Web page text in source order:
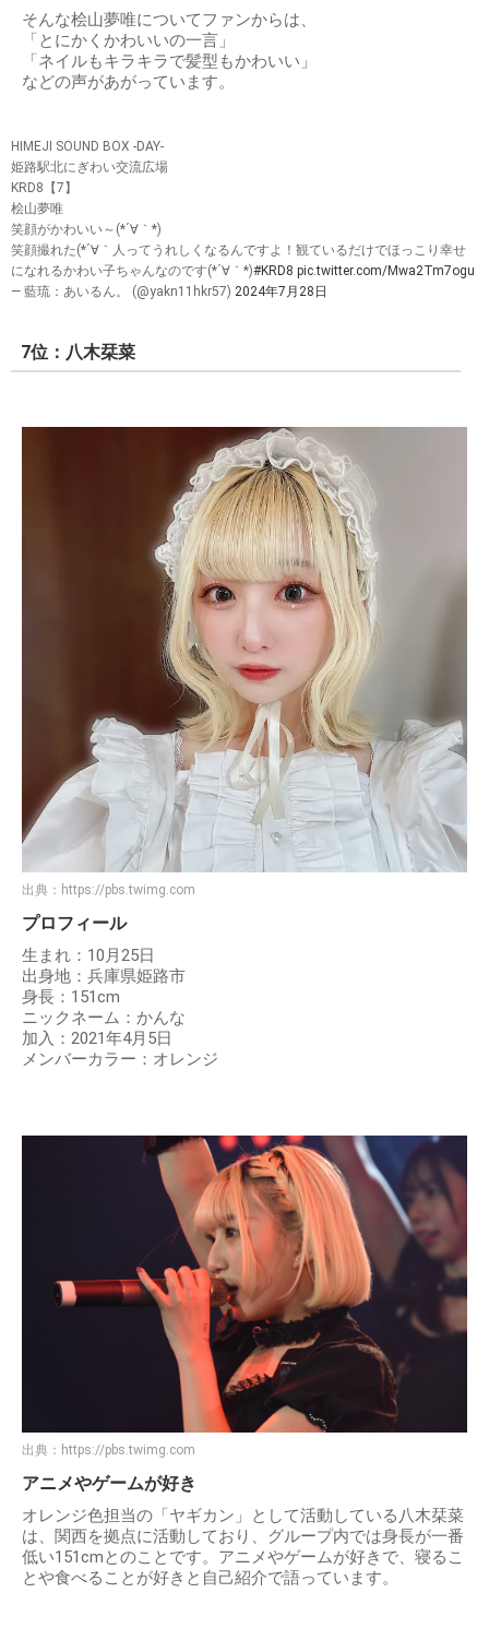
そんな桧山夢唯についてファンからは、
「とにかくかわいいの一言」
「ネイルもキラキラで髪型もかわいい」
などの声があがっています。
HIMEJI SOUND BOX -DAY-
姫路駅北にぎわい交流広場
KRD8【7】
桧山夢唯
笑顔がかわいい～(*´∀｀*)
笑顔撮れた(*´∀｀人ってうれしくなるんですよ！観ているだけでほっこり幸せ
になれるかわい子ちゃんなのです(*´∀｀*)#KRD8 pic.twitter.com/Mwa2Tm7ogu
— 藍琉：あいるん。 (@yakn11hkr57) 2024年7月28日
7位：八木栞菜
出典： https://pbs.twimg.com
プロフィール
生まれ：10月25日
出身地：兵庫県姫路市
身長：151cm
ニックネーム：かんな
加入：2021年4月5日
メンバーカラー：オレンジ
出典： https://pbs.twimg.com
アニメやゲームが好き
オレンジ色担当の「ヤギカン」として活動している八木栞菜
は、関西を拠点に活動しており、グループ内では身長が一番
低い151cmとのことです。アニメやゲームが好きで、寝るこ
とや食べることが好きと自己紹介で語っています。